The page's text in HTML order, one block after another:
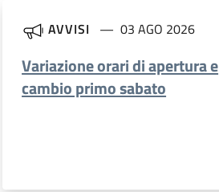
AVVISI 03 AGO 2026
Variazione orari di apertura e
cambio primo sabato